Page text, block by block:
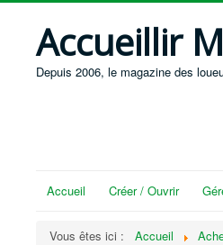
Accueillir
Depuis 2006, le magazine des
Accueil Créer / Ouvrir
Vous êtes ici : Accueil